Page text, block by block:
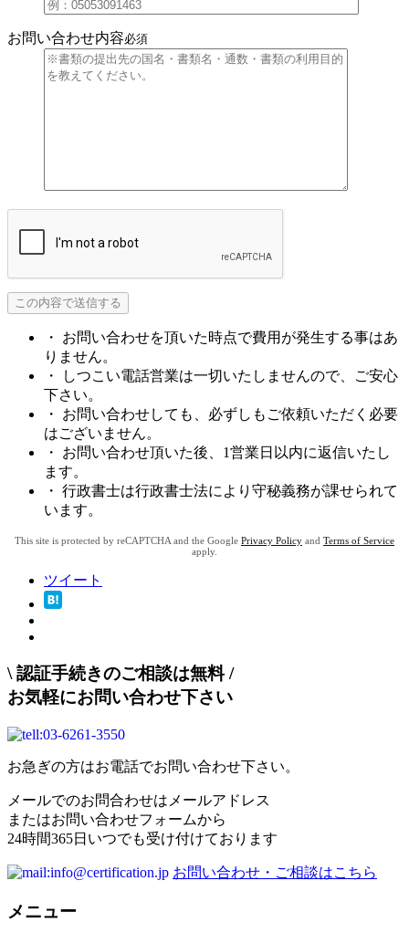
お問い合わせ内容必須
・ お問い合わせを頂いた時点で費用が発生する事はあ
りません。
・ しつこい電話営業は一切いたしませんので、ご安心
下さい。
・ お問い合わせしても、必ずしもご依頼いただく必要
はございません。
・ お問い合わせ頂いた後、1営業日以内に返信いたし
ます。
・ 行政書士は行政書士法により守秘義務が課せられて
います。
This site is protected by reCAPTCHA and the Google Privacy Policy and Terms of Service
apply.
ツイート
\認証手続きのご相談は無料/
お気軽にお問い合わせ下さい
お急ぎの方はお電話でお問い合わせ下さい。
メールでのお問合わせはメールアドレス
またはお問い合わせフォームから
24時間365日いつでも受け付けております
お問い合わせ・ご相談はこちら
メニュー